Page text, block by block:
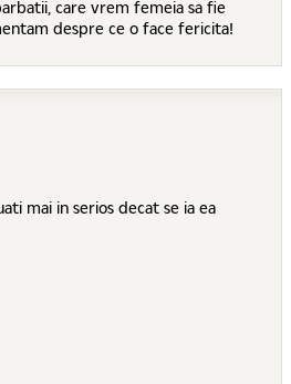
care vrem femeia sa fie
despre ce o face fericita!
mai in serios decat se ia ea